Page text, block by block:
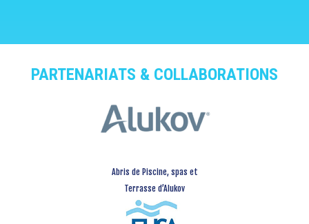
PARTENARIATS & COLLABORATIONS
Abris de Piscine, spas et
Terrasse d’Alukov